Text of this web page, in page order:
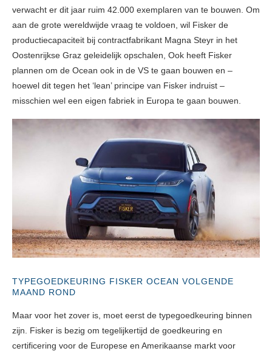
verwacht er dit jaar ruim 42.000 exemplaren van te bouwen. Om
aan de grote wereldwijde vraag te voldoen, wil Fisker de
productiecapaciteit bij contractfabrikant Magna Steyr in het
Oostenrijkse Graz geleidelijk opschalen, Ook heeft Fisker
plannen om de Ocean ook in de VS te gaan bouwen en –
hoewel dit tegen het ‘lean’ principe van Fisker indruist –
misschien wel een eigen fabriek in Europa te gaan bouwen.
TYPEGOEDKEURING FISKER OCEAN VOLGENDE
MAAND ROND
Maar voor het zover is, moet eerst de typegoedkeuring binnen
zijn. Fisker is bezig om tegelijkertijd de goedkeuring en
certificering voor de Europese en Amerikaanse markt voor